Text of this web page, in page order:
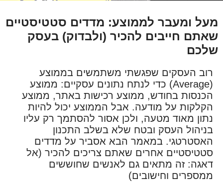
מעל ומעבר לממוצע: מדדים סטטיסטיים
שאתם חייבים להכיר (ולבדוק) בעסק
שלכם
רוב העסקים שפגשתי משתמשים בממוצע
(Average) כדי לנתח נתונים עסקיים: ממוצע
הכנסות בחודש, ממוצע רכישות באתר, ממוצע
הקלקות על מודעה. אבל הממוצע יכול להיות
נתון מאוד מטעה, ולכן אסור להסתמך רק עליו
בניהול העסק ובטח שלא בשלב התכנון
האסטרטגי. במאמר הבא אסביר על מדדים
סטטיסטיים אחרים שאתם צריכים להכיר (אל
דאגה: זה מתאים גם לאנשים שחוששים
ממספרים וחישובים)